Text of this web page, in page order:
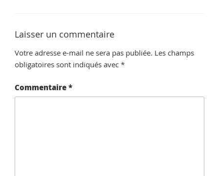
Laisser un commentaire
Votre adresse e-mail ne sera pas publiée. Les champs
obligatoires sont indiqués avec *
Commentaire*